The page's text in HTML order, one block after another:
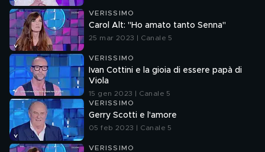
VERISSIMO
Carol Alt: "Ho amato tanto Senna"
25 mar 2023 | Canale 5
VERISSIMO
Ivan Cottini e la gioia di essere papà di
Viola
15 gen 2023 | Canale 5
VERISSIMO
Gerry Scotti e l'amore
05 feb 2023 | Canale 5
VERISSIMO